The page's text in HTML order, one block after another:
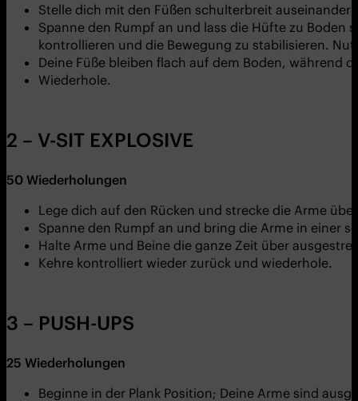
Stelle dich mit den Füßen schulterbreit auseinander
Spanne den Rumpf an und lass die Hüfte zu Boden
kontrollieren und die Bewegung zu stabilisieren.
Deine Füße bleiben flach auf dem Boden, während
Wiederhole.
2 – V-SIT EXPLOSIVE
50 Wiederholungen
Lege dich auf den Rücken und strecke die Arme
Spanne den Rumpf an und bring die Arme in einer
Halte Arme und Beine die ganze Zeit über
Kehre kontrolliert wieder zurück und wiederhole.
3 – PUSH-UPS
25 Wiederholungen
Beginne in der Plank Position; Deine Arme sind